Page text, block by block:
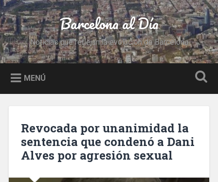
Saltar
al
contenido
Buscar Barcelona al Día
Noticias que reflejan la evolución de Barcelona
MENÚ
Revocada por unanimidad la
sentencia que condenó a Dani
Alves por agresión sexual